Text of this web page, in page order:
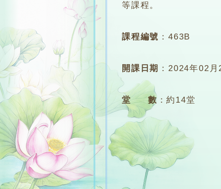
等課程。
課程編號 ：463B
開課日期 ：2024年02月
堂 數 ：約14堂